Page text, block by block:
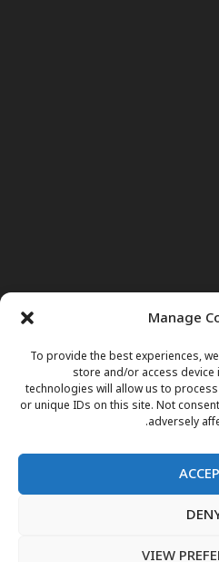
Manage
To provide the best experiences,
store and/or access
technologies will allow us to
or unique IDs on this site. Not
adversely
VIEW
داکتر مریم
فارسی English